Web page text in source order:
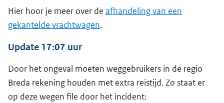
Hier hoor je meer over de afhandeling van een
gekantelde vrachtwagen.
Update 17:07 uur
Door het ongeval moeten weggebruikers in de regio
Breda rekening houden met extra reistijd. Zo staat er
op deze wegen file door het incident: